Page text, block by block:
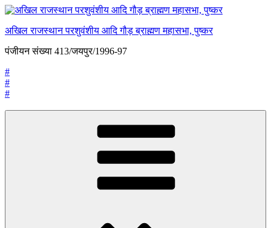
अखिल राजस्थान परशुवंशीय आदि गौड़ ब्राह्मण महासभा, पुष्कर
पंजीयन संख्या 413/जयपुर/1996-97
#
#
#